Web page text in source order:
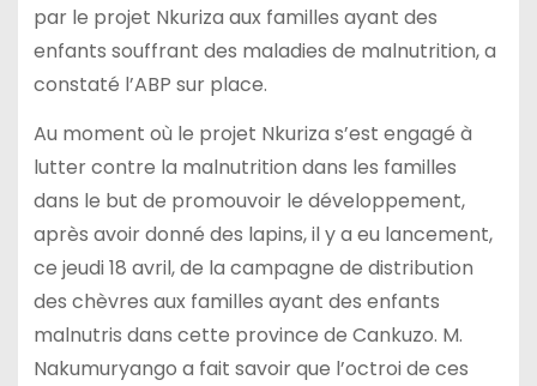
par le projet Nkuriza aux familles ayant des
enfants souffrant des maladies de malnutrition, a
constaté l’ABP sur place.
Au moment où le projet Nkuriza s’est engagé à
lutter contre la malnutrition dans les familles
dans le but de promouvoir le développement,
après avoir donné des lapins, il y a eu lancement,
ce jeudi 18 avril, de la campagne de distribution
des chèvres aux familles ayant des enfants
malnutris dans cette province de Cankuzo. M.
Nakumuryango a fait savoir que l’octroi de ces